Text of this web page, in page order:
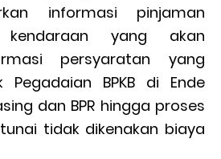
informasi pinjaman
kendaraan yang akan
persyaratan yang
Pegadaian BPKB di Ende
dan BPR hingga proses
tidak dikenakan biaya